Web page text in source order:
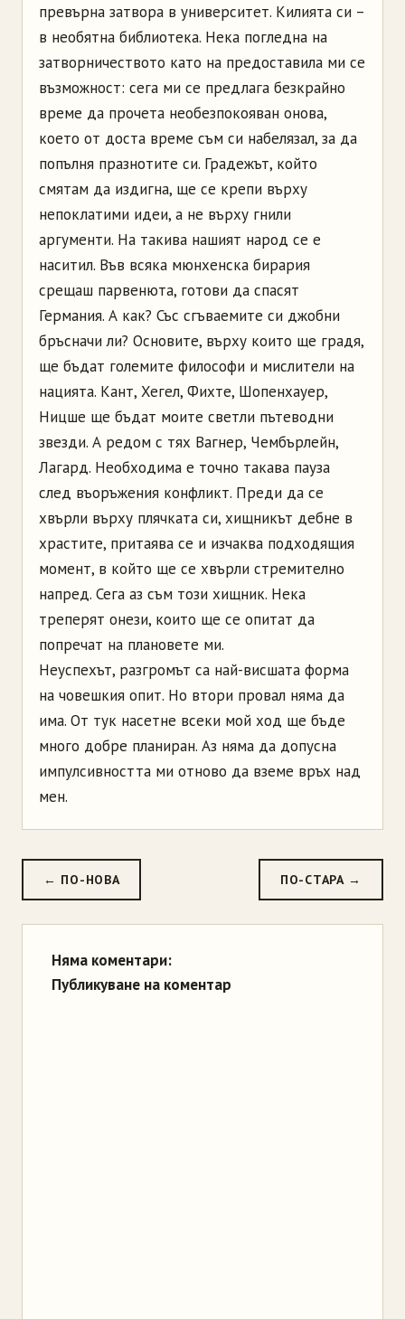
превърна затвора в университет. Килията си –
в необятна библиотека. Нека погледна на
затворничеството като на предоставила ми се
възможност: сега ми се предлага безкрайно
време да прочета необезпокояван онова,
което от доста време съм си набелязал, за да
попълня празнотите си. Градежът, който
смятам да издигна, ще се крепи върху
непоклатими идеи, а не върху гнили
аргументи. На такива нашият народ се е
наситил. Във всяка мюнхенска бирария
срещаш парвенюта, готови да спасят
Германия. А как? Със сгъваемите си джобни
бръсначи ли? Основите, върху които ще градя,
ще бъдат големите философи и мислители на
нацията. Кант, Хегел, Фихте, Шопенхауер,
Ницше ще бъдат моите светли пътеводни
звезди. А редом с тях Вагнер, Чембърлейн,
Лагард. Необходима е точно такава пауза
след въоръжения конфликт. Преди да се
хвърли върху плячката си, хищникът дебне в
храстите, притаява се и изчаква подходящия
момент, в който ще се хвърли стремително
напред. Сега аз съм този хищник. Нека
треперят онези, които ще се опитат да
попречат на плановете ми.
Неуспехът, разгромът са най-висшата форма
на човешкия опит. Но втори провал няма да
има. От тук насетне всеки мой ход ще бъде
много добре планиран. Аз няма да допусна
импулсивността ми отново да вземе връх над
мен.
← ПО-НОВА ПО-СТАРА →
Няма коментари:
Публикуване на коментар